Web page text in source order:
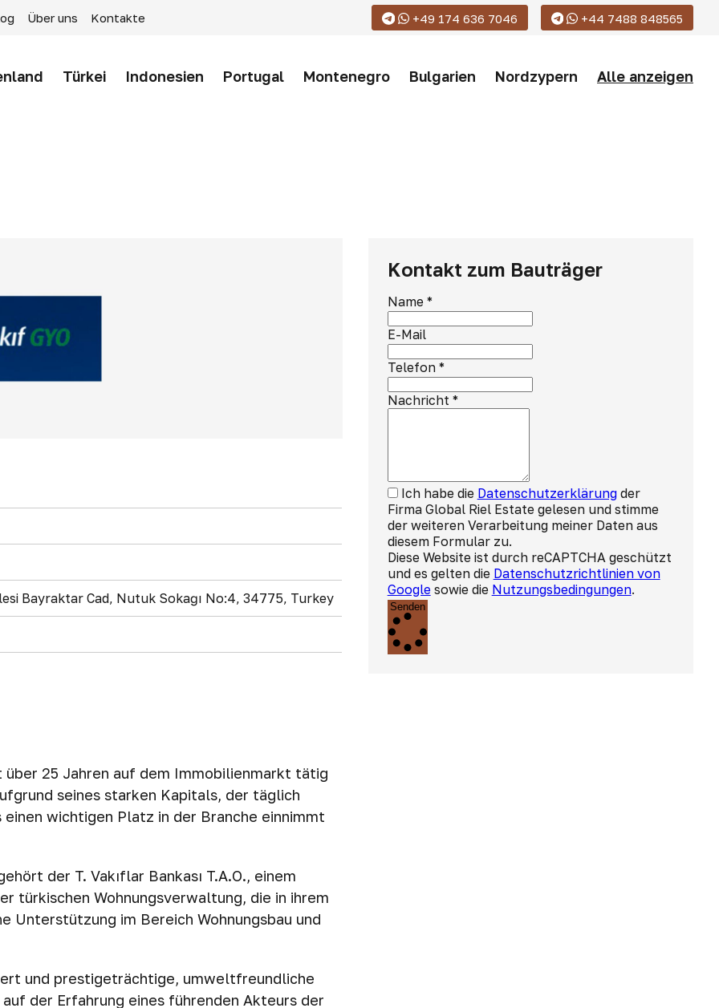
Über uns Kontakte +49 174 636 7046 +44 7488 848565
Türkei Indonesien Portugal Montenegro Bulgarien Nordzypern Alle anzeigen
Bayraktar Cad, Nutuk Sokağı No:4, 34775, Turkey
über 25 Jahren auf dem Immobilienmarkt tätig
seines starken Kapitals, der täglich
wichtigen Platz in der Branche einnimmt
der T. Vakıflar Bankası T.A.O., einem
türkischen Wohnungsverwaltung, die in ihrem
Unterstützung im Bereich Wohnungsbau und
und prestigeträchtige, umweltfreundliche
der Erfahrung eines führenden Akteurs der
Kontakt zum Bauträger
Name*
E-Mail
Telefon*
Nachricht *
Ich habe die Datenschutzerklärungder
Firma Global Riel Estate gelesen und stimme
der weiteren Verarbeitung meiner Daten aus
diesem Formular zu.
Diese Website ist durch reCAPTCHA geschützt
und es gelten die Datenschutzrichtlinien von
Googlesowie die Nutzungsbedingungen.
Senden